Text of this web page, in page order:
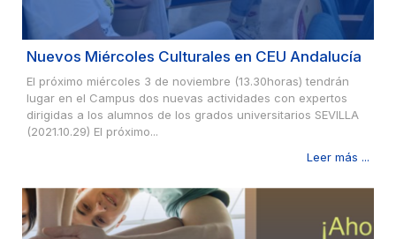
Nuevos Miércoles Culturales en CEU Andalucía
El próximo miércoles 3 de noviembre (13.30horas) tendrán
lugar en el Campus dos nuevas actividades con expertos
dirigidas a los alumnos de los grados universitarios SEVILLA
(2021.10.29) El próximo...
Leer más ...